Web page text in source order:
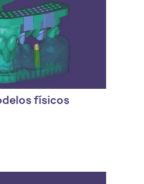
físicos
de exocad. DentalCAD